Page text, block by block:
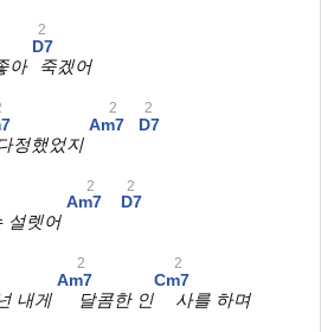
아
D7
2
죽겠어
정했었지
Am7
2
D7
2
설렛어
Am7
2
D7
2
내게
Am7
2
달콤한 인
Cm7
2
사를 하며